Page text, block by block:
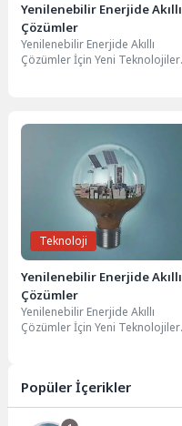
Yenilenebilir Enerjide Akıllı
Çözümler
Yenilenebilir Enerjide Akıllı
Çözümler İçin Yeni Teknolojiler
Teknoloji
Yenilenebilir Enerjide Akıllı
Çözümler
Yenilenebilir Enerjide Akıllı
Çözümler İçin Yeni Teknolojiler
Popüler İçerikler